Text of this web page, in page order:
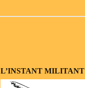
L’INSTANT MILITANT